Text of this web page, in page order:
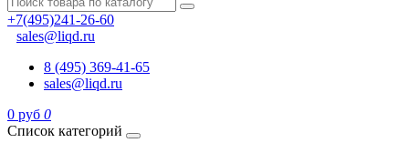
+7(495)241-26-60
sales@liqd.ru
8 (495) 369-41-65
sales@liqd.ru
0 руб 0
Список категорий